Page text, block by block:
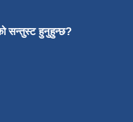
सन्तुस्ट हुनुहुन्छ?